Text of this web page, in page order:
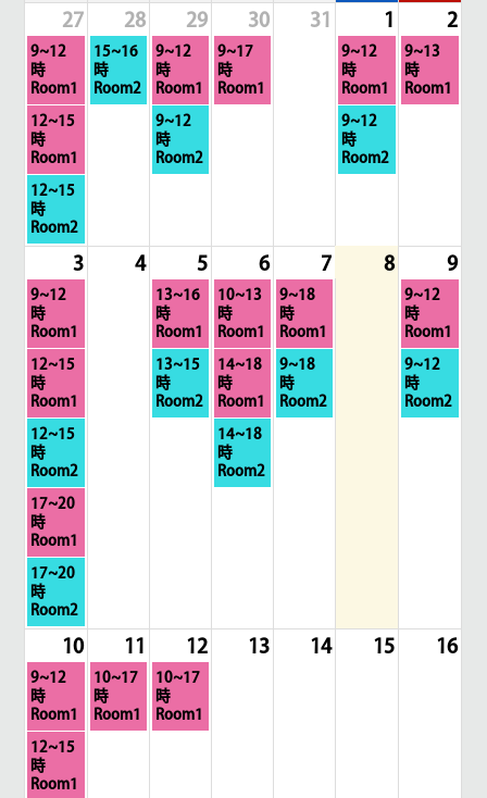
27 28 29 30 31 1 2
月
曜
日,
7
月
27th
2026
9~12
時
Room1
火
曜
日,
7
15~16
時
Room2
水
曜
日,
7
月
29th
2026
9~12
時
Room1
木
曜
日,
7
9~17
時
Room1
土
曜
日,
8
月
1st
2026
9~12
時
Room1
日
曜
日,
8
9~13
時
Room1
月
曜
日,
7
月
27th
2026
12~15
時
Room1
水
曜
日,
7
9~12
時
Room2
土
曜
日,
8
9~12
時
Room2
月
曜
日,
7
27th
2026
12~15
時
Room2
3 4 5 6 7 8 9
月
曜
日,
8
月
3rd
2026
9~12
時
Room1
水
曜
日,
8
月
5th
2026
13~16
時
Room1
木
曜
日,
8
月
6th
2026
10~13
時
Room1
金
曜
日,
8
月
7th
2026
9~18
時
Room1
日
曜
日,
8
月
9th
2026
9~12
時
Room1
月
曜
日,
8
月
3rd
2026
12~15
時
Room1
水
曜
日,
8
13~15
時
Room2
木
曜
日,
8
月
6th
2026
14~18
時
Room1
金
曜
日,
8
9~18
時
Room2
日
曜
日,
8
9~12
時
Room2
月
曜
日,
8
月
3rd
2026
12~15
時
Room2
木
曜
日,
8
14~18
時
Room2
月
曜
日,
8
月
3rd
2026
17~20
時
Room1
月
曜
日,
8
3rd
2026
17~20
時
Room2
10 11 12 13 14 15 16
月
曜
日,
8
月
10th
2026
9~12
時
Room1
火
曜
日,
8
10~17
時
Room1
水
曜
日,
8
10~17
時
Room1
月
曜
日,
12~15
時
Room1